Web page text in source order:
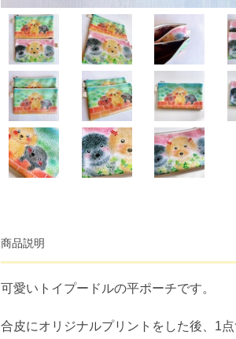
商品説明
可愛いトイプードルの平ポーチです。
合皮にオリジナルプリントをした後、1